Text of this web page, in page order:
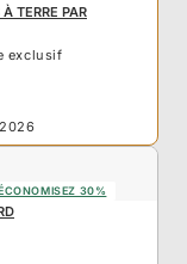
TERRE PAR
exclusif
30%